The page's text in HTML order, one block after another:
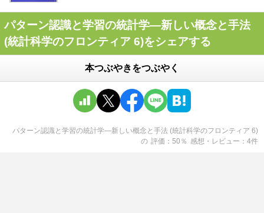
パターン認識と学習の統計学―新しい概念と手法
(統計科学のフロンティア 6)をシェアする
本つぶやきをつぶやく
パターン認識と学習の統計学―新しい概念と手法 (統計科学のフロンティア 6)
の 評価 50 ％ 感想・レビュー 4件